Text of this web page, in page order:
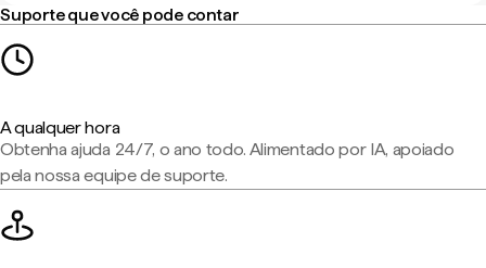
Suporte que você pode contar
A qualquer hora
Obtenha ajuda 24/7, o ano todo. Alimentado por IA, apoiado
pela nossa equipe de suporte.